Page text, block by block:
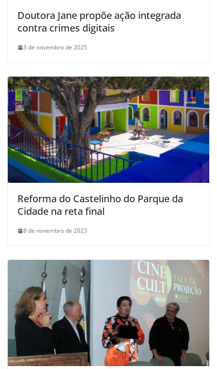
Doutora Jane propõe ação integrada
contra crimes digitais
3 de novembro de 2025
Reforma do Castelinho do Parque da
Cidade na reta final
8 de novembro de 2023